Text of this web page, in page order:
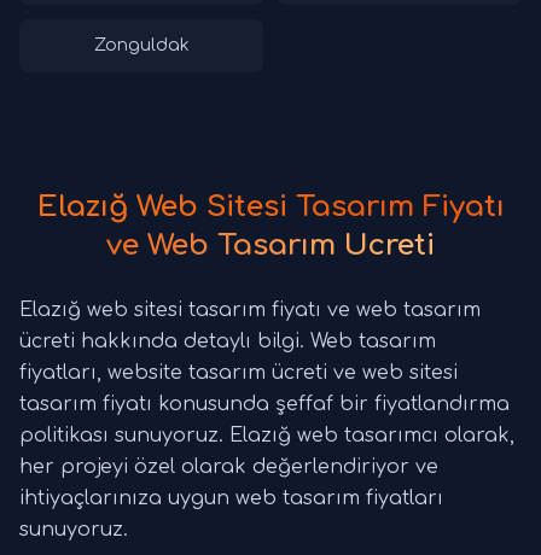
Zonguldak
Elazığ Web Sitesi Tasarım Fiyatı
ve Web Tasarım Ücreti
Elazığ web sitesi tasarım fiyatı ve web tasarım
ücreti hakkında detaylı bilgi. Web tasarım
fiyatları, website tasarım ücreti ve web sitesi
tasarım fiyatı konusunda şeffaf bir fiyatlandırma
politikası sunuyoruz. Elazığ web tasarımcı olarak,
her projeyi özel olarak değerlendiriyor ve
ihtiyaçlarınıza uygun web tasarım fiyatları
sunuyoruz.